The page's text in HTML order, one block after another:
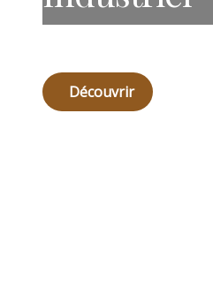
Découvrir